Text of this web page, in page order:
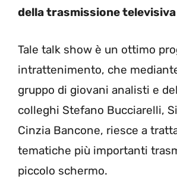
della trasmissione televisiva
Tale talk show è un ottimo
intrattenimento, che
gruppo di giovani analisti e
colleghi Stefano Bucciarelli,
Cinzia Bancone, riesce a
tematiche più importanti
piccolo schermo.